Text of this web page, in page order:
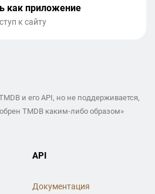
как приложение
к сайту
и его API, но не поддерживается,
TMDB каким-либо образом»
API
Документация